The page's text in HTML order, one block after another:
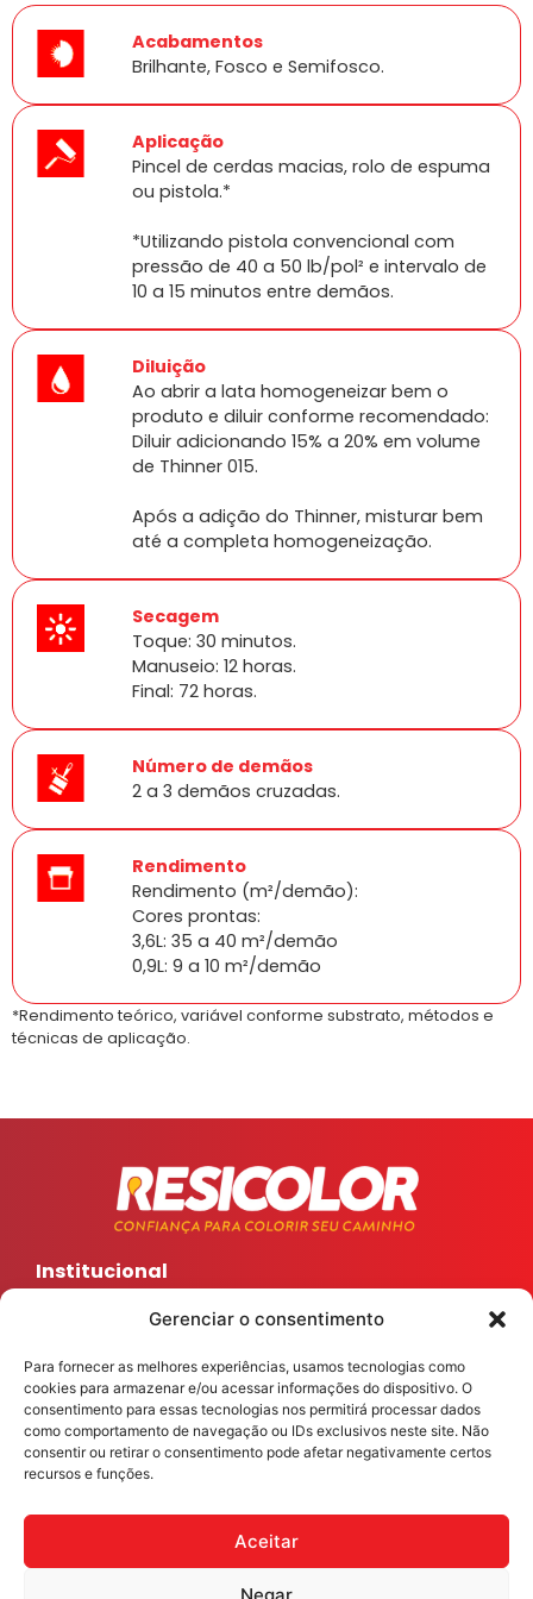
Gerenciar o consentimento
Para fornecer as melhores experiências, usamos tecnologias como
cookies para armazenar e/ou acessar informações do dispositivo. O
consentimento para essas tecnologias nos permitirá processar dados
como comportamento de navegação ou IDs exclusivos neste site. Não
consentir ou retirar o consentimento pode afetar negativamente certos
recursos e funções.
Aceitar
Negar
Acabamentos
Brilhante, Fosco e Semifosco.
Aplicação
Pincel de cerdas macias, rolo de espuma
ou pistola.*
*Utilizando pistola convencional com
pressão de 40 a 50 lb/pol² e intervalo de
10 a 15 minutos entre demãos.
Diluição
Ao abrir a lata homogeneizar bem o
produto e diluir conforme recomendado:
Diluir adicionando 15% a 20% em volume
de Thinner 015.
Após a adição do Thinner, misturar bem
até a completa homogeneização.
Secagem
Toque: 30 minutos.
Manuseio: 12 horas.
Final: 72 horas.
Número de demãos
2 a 3 demãos cruzadas.
Rendimento
Rendimento (m²/demão):
Cores prontas:
3,6L: 35 a 40 m²/demão
0,9L: 9 a 10 m²/demão
*Rendimento teórico, variável conforme substrato, métodos e
técnicas de aplicação.
Institucional
Sua cor
Encontre sua Tinta
Ferramentas
Blog
Fale com a gente